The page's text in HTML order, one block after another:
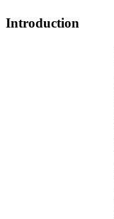
Introduction